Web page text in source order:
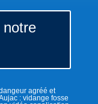
notre
agréé et
: vidange fosse